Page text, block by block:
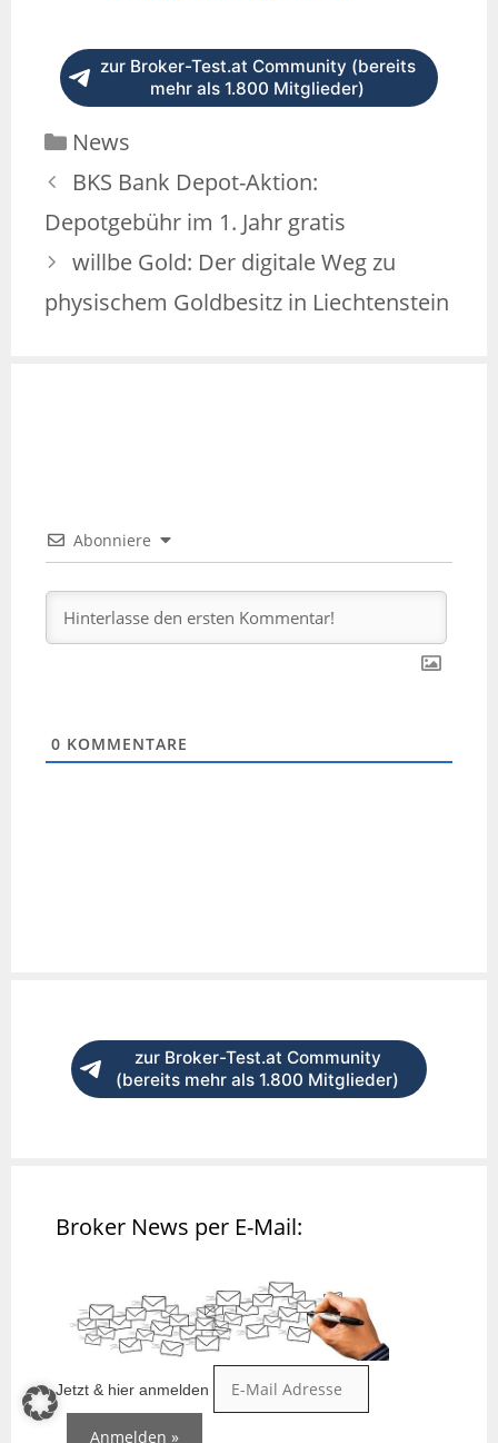
zur Broker-Test.at Community (bereits
mehr als 1.800 Mitglieder)
News
BKS Bank Depot-Aktion:
Depotgebühr im 1. Jahr gratis
willbe Gold: Der digitale Weg zu
physischem Goldbesitz in Liechtenstein
Abonniere
0 KOMMENTARE
zur Broker-Test.at Community
(bereits mehr als 1.800 Mitglieder)
Broker News per E-Mail:
Jetzt & hier anmelden